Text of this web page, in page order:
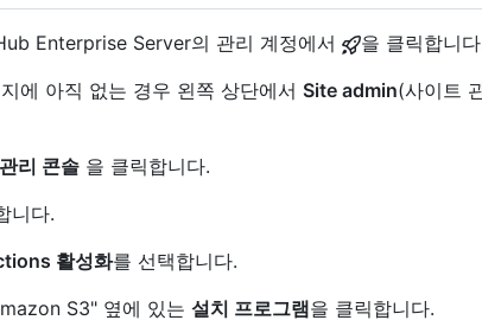
Enterprise Server의 관리 계정에서
을 클릭합니
에 아직 없는 경우 왼쪽 상단에서 Site admin(사이트
관리 콘솔 을 클릭합니다.
니다.
활성화를 선택합니다.
S3" 옆에 있는 설치 프로그램을 클릭합니다.